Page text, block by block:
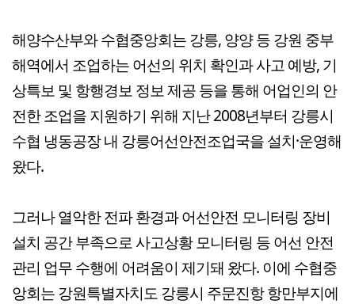
해양수산부와 수협중앙회는 강릉, 양양 등 강원 중부
해역에서 조업하는 어선의 위치 확인과 사고 예방, 기
상특보 및 항행경보 정보 제공 등을 통해 어업인의 안
전한 조업을 지원하기 위해 지난 2008년부터 강릉시
수협 냉동공장 내 강릉어선안전조업국을 설치·운영해
왔다.
그러나 열악한 전파 환경과 어선안전 모니터링 장비
설치 공간 부족으로 사고상황 모니터링 등 어선 안전
관리 업무 수행에 어려움이 제기돼 왔다. 이에 수협중
앙회는 강원특별자치도 강릉시 주문진항 항만부지에